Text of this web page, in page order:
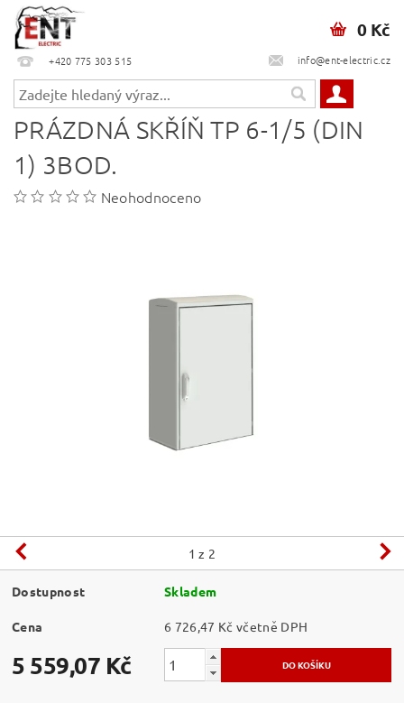
+420 775 303 515 info@ent-electric.cz
0 Kč
PRÁZDNÁ SKŘÍŇ TP 6-1/5 (DIN
1) 3BOD.
Neohodnoceno
1 z 2
Dostupnost Skladem
Cena 6 726,47 Kč včetně DPH
5 559,07 Kč